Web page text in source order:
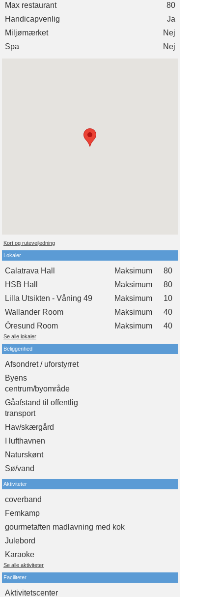
Max restaurant
80
Handicapvenlig
Ja
Miljømærket
Nej
Spa
Nej
Kort og rutevejledning
Lokaler
Calatrava Hall Maksimum
80
HSB Hall
Maksimum
80
Lilla Utsikten - Våning 49
Maksimum
10
Wallander Room
Maksimum
40
Öresund Room
Maksimum 40
Se alle lokaler
Beliggenhed
Afsondret / uforstyrret
Byens
centrum/byområde
Gåafstand til offentlig
transport
Hav/skærgård
I lufthavnen
Naturskønt
Sø/vand
Aktiviteter
coverband
Femkamp
gourmetaften madlavning med kok
Julebord
Karaoke
Se alle aktiviteter
Faciliteter
Aktivitetscenter